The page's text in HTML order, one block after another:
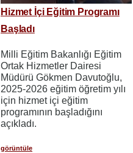
Hizmet İçi Eğitim Programı
Başladı
Milli Eğitim Bakanlığı Eğitim
Ortak Hizmetler Dairesi
Müdürü Gökmen Davutoğlu,
2025-2026 eğitim öğretim yılı
için hizmet içi eğitim
programının başladığını
açıkladı.
görüntüle